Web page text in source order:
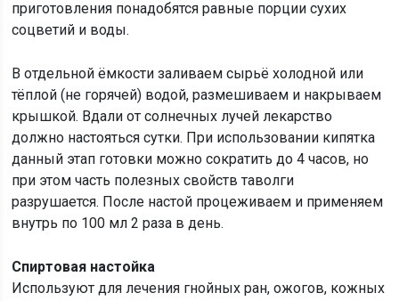
приготовления понадобятся равные порции сухих
соцветий и воды.
В отдельной ёмкости заливаем сырьё холодной или
тёплой (не горячей) водой, размешиваем и накрываем
крышкой. Вдали от солнечных лучей лекарство
должно настояться сутки. При использовании кипятка
данный этап готовки можно сократить до 4 часов, но
при этом часть полезных свойств таволги
разрушается. После настой процеживаем и применяем
внутрь по 100 мл 2 раза в день.
Спиртовая настойка
Используют для лечения гнойных ран, ожогов, кожных